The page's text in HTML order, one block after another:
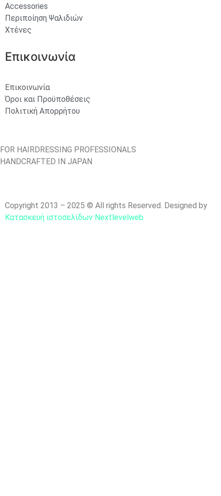
Accessories
Περιποίηση Ψαλιδιών
Χτένες
Επικοινωνία
Επικοινωνία
Όροι και Προϋποθέσεις
Πολιτική Απορρήτου
FOR HAIRDRESSING PROFESSIONALS
HANDCRAFTED IN JAPAN
Copyright 2013 – 2025 © All rights Reserved. Designed by
Κατασκευή ιστοσελίδων Nextlevelweb